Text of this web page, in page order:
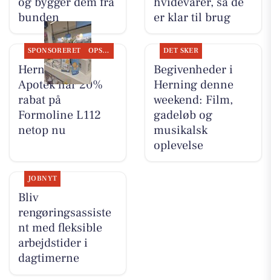
bunden
er klar til brug
SPONSORERET OPSLAGSTAVLEN
Herning Løve
Apotek har 20%
rabat på
Formoline L112
netop nu
DET SKER
Begivenheder i
Herning denne
weekend: Film,
gadeløb og
musikalsk
oplevelse
JOBNYT
Bliv
rengøringsassiste
nt med fleksible
arbejdstider i
dagtimerne